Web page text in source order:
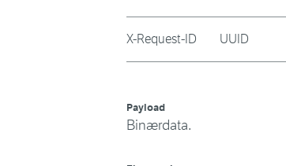
X-Request-ID UUID
Payload
Binærdata.